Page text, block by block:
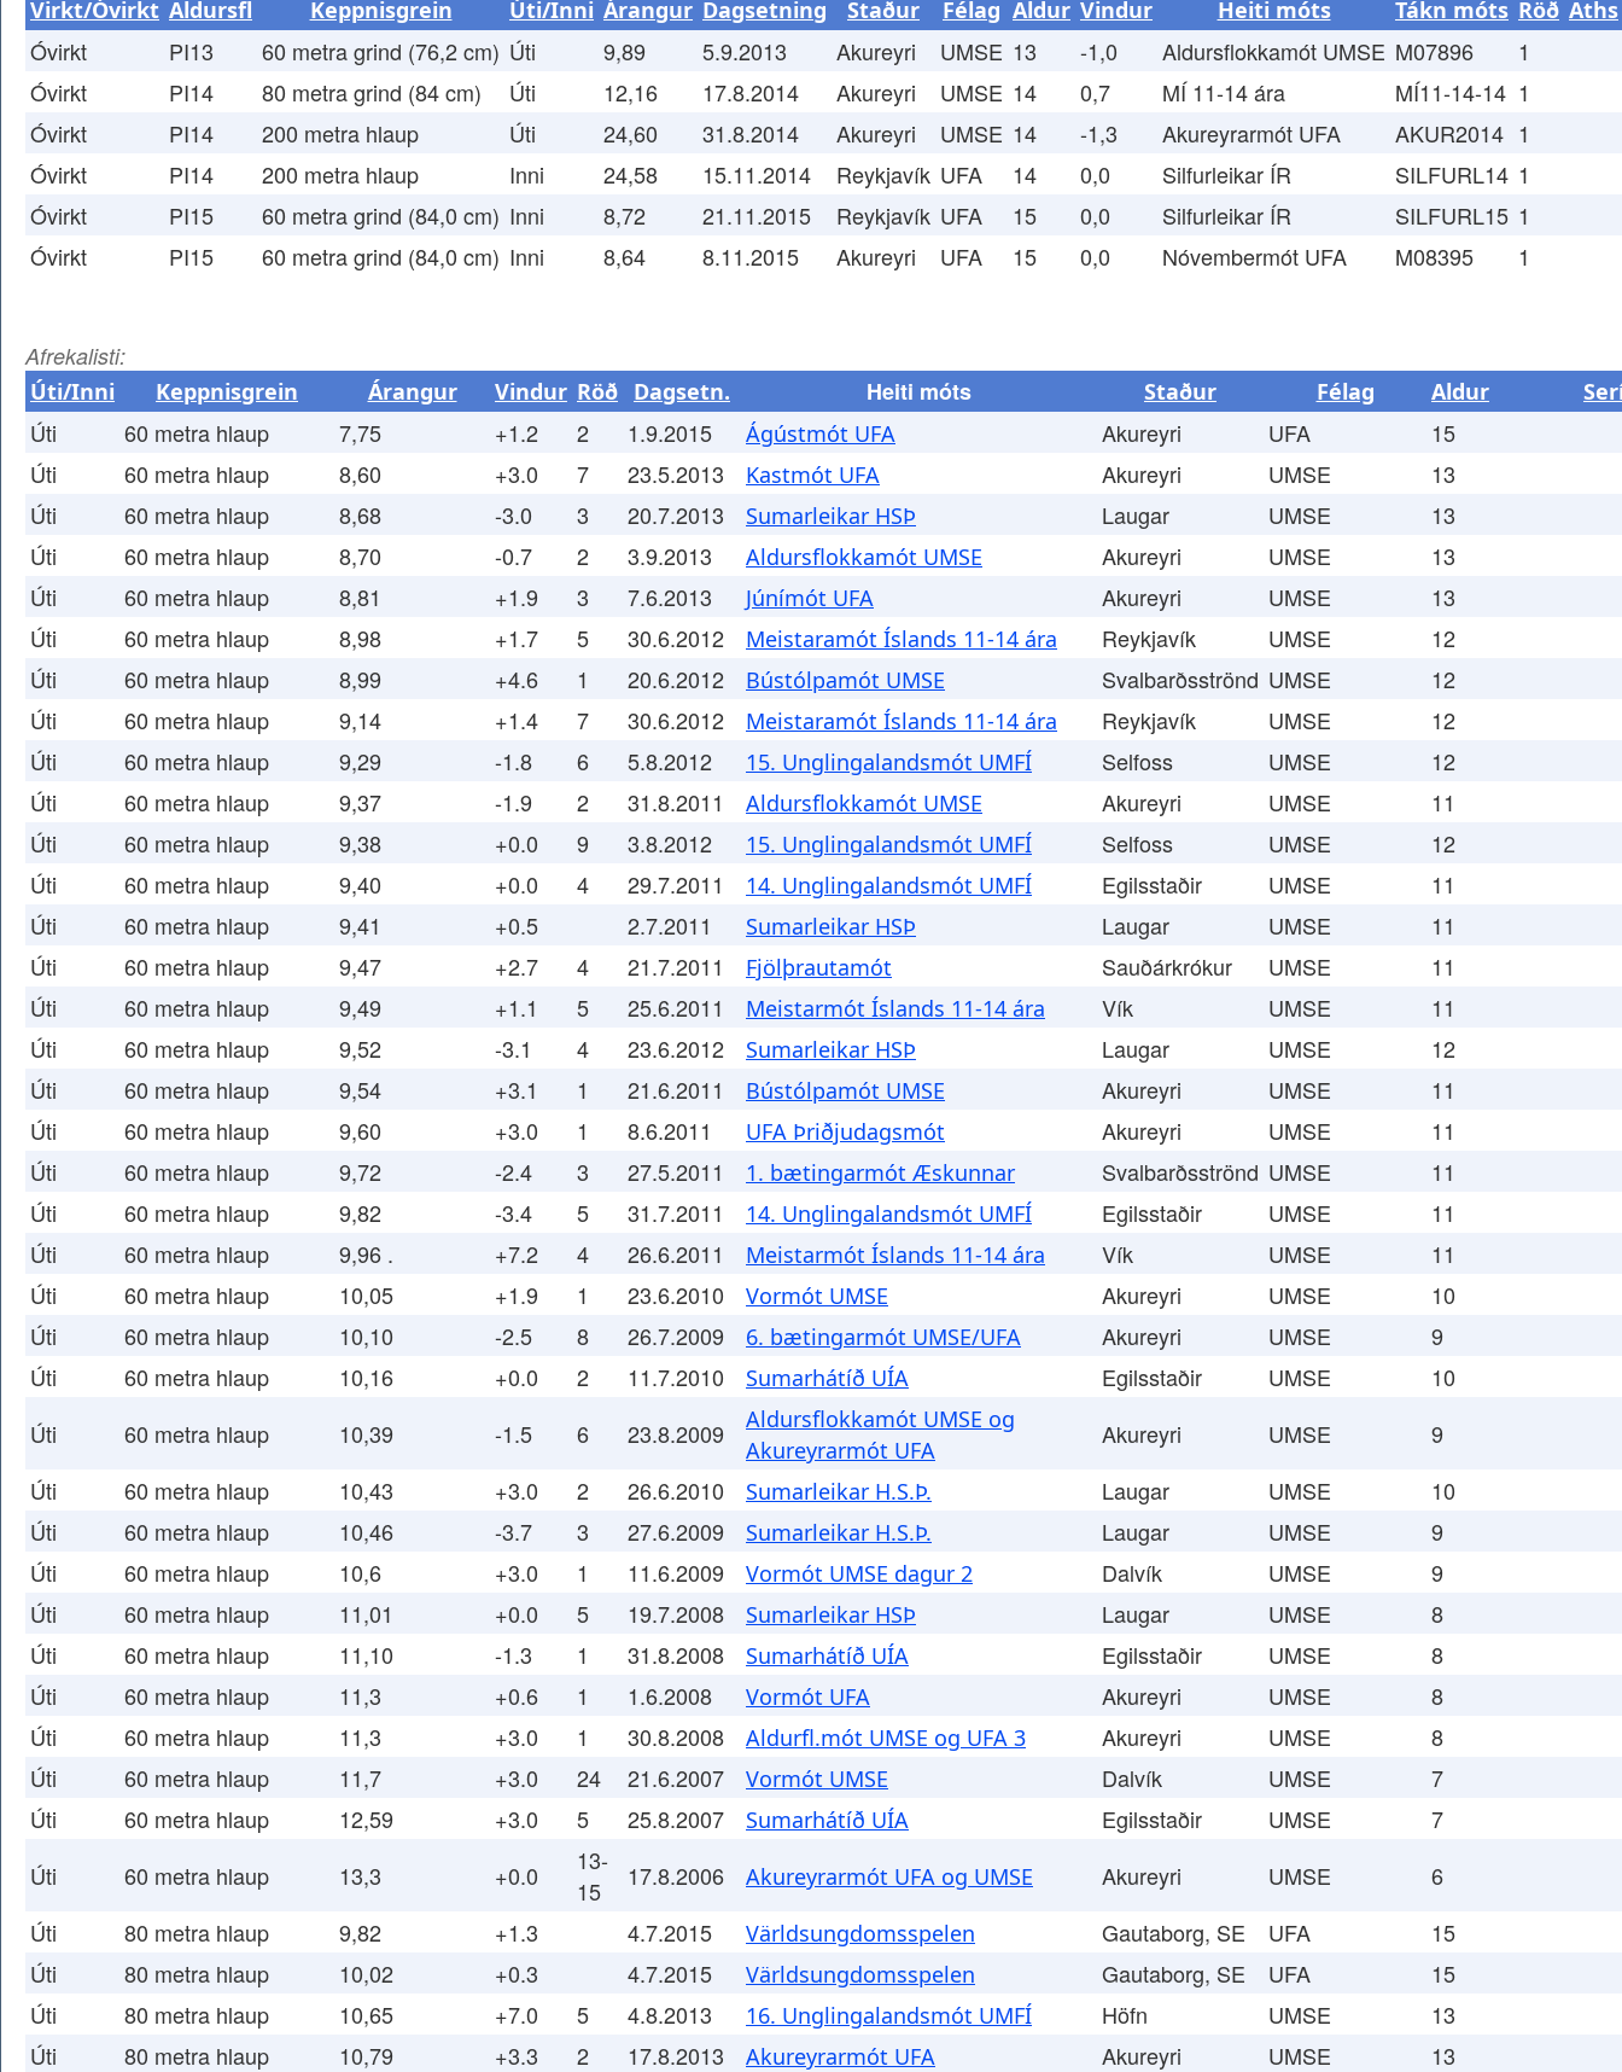
Virkt/Óvirkt Aldursfl Keppnisgrein Úti/Inni Árangur Dagsetning Staður Félag Aldur Vindur Heiti móts Tákn móts Röð Aths
Óvirkt PI13 60 metra grind (76,2 cm) Úti 9,89 5.9.2013 Akureyri UMSE 13 -1,0 Aldursflokkamót UMSE M07896
1
Óvirkt
PI14 80 metra grind (84 cm) Úti 12,16 17.8.2014 Akureyri UMSE 14 0,7 MÍ 11-14 ára MÍ11-14-14 1
Óvirkt
PI14 200 metra hlaup Úti 24,60 31.8.2014 Akureyri UMSE 14 -1,3 Akureyrarmót UFA AKUR2014 1
Óvirkt
PI14 200 metra hlaup Inni 24,58 15.11.2014 Reykjavík UFA 14 0,0 Silfurleikar ÍR SILFURL14 1
Óvirkt
PI15 60 metra grind (84,0 cm) Inni 8,72 21.11.2015 Reykjavík UFA 15 0,0 Silfurleikar ÍR SILFURL15 1
Óvirkt
PI15 60 metra grind (84,0 cm) Inni 8,64 8.11.2015 Akureyri UFA 15 0,0 Nóvembermót UFA M08395 1
Afrekalisti:
Úti/Inni Keppnisgrein Árangur Vindur Röð Dagsetn. Heiti móts Staður Félag Aldur
Úti 60 metra hlaup 7,75 +1.2 2 1.9.2015 Ágústmót UFA Akureyri UFA
15
Úti
60 metra hlaup 8,60 +3.0 7 23.5.2013 Kastmót UFA Akureyri UMSE
13
Úti
60 metra hlaup 8,68 -3.0 3 20.7.2013 Sumarleikar HSÞ Laugar UMSE
13
Úti
60 metra hlaup 8,70 -0.7 2 3.9.2013 Aldursflokkamót UMSE Akureyri UMSE
13
Úti
60 metra hlaup 8,81 +1.9 3 7.6.2013 Júnímót UFA Akureyri UMSE
13
Úti
60 metra hlaup 8,98 +1.7 5 30.6.2012 Meistaramót Íslands 11-14 ára Reykjavík UMSE
12
Úti
60 metra hlaup 8,99 +4.6 1 20.6.2012 Bústólpamót UMSE Svalbarðsströnd UMSE
12
Úti
60 metra hlaup 9,14 +1.4 7 30.6.2012 Meistaramót Íslands 11-14 ára Reykjavík UMSE
12
Úti
60 metra hlaup 9,29 -1.8 6 5.8.2012 15. Unglingalandsmót UMFÍ Selfoss UMSE
12
Úti
60 metra hlaup 9,37 -1.9 2 31.8.2011 Aldursflokkamót UMSE Akureyri UMSE
11
Úti
60 metra hlaup 9,38 +0.0 9 3.8.2012 15. Unglingalandsmót UMFÍ Selfoss UMSE
12
Úti
60 metra hlaup 9,40 +0.0 4 29.7.2011 14. Unglingalandsmót UMFÍ Egilsstaðir UMSE
11
Úti
60 metra hlaup 9,41 +0.5 2.7.2011 Sumarleikar HSÞ Laugar UMSE
11
Úti
60 metra hlaup 9,47 +2.7 4 21.7.2011 Fjölþrautamót Sauðárkrókur UMSE
11
Úti
60 metra hlaup 9,49 +1.1 5 25.6.2011 Meistarmót Íslands 11-14 ára Vík UMSE
11
Úti
60 metra hlaup 9,52 -3.1 4 23.6.2012 Sumarleikar HSÞ Laugar UMSE
12
Úti
60 metra hlaup 9,54 +3.1 1 21.6.2011 Bústólpamót UMSE Akureyri UMSE
11
Úti
60 metra hlaup 9,60 +3.0 1 8.6.2011 UFA Þriðjudagsmót Akureyri UMSE
11
Úti
60 metra hlaup 9,72 -2.4 3 27.5.2011 1. bætingarmót Æskunnar Svalbarðsströnd UMSE
11
Úti
60 metra hlaup 9,82 -3.4 5 31.7.2011 14. Unglingalandsmót UMFÍ Egilsstaðir UMSE
11
Úti
60 metra hlaup 9,96 . +7.2 4 26.6.2011 Meistarmót Íslands 11-14 ára Vík UMSE
11
Úti
60 metra hlaup 10,05 +1.9 1 23.6.2010 Vormót UMSE Akureyri UMSE
10
Úti
60 metra hlaup 10,10 -2.5 8 26.7.2009 6. bætingarmót UMSE/UFA Akureyri UMSE
9
Úti
60 metra hlaup 10,16 +0.0 2 11.7.2010 Sumarhátíð UÍA Egilsstaðir UMSE
10
Úti
60 metra hlaup 10,39 -1.5 6 23.8.2009
Aldursflokkamót UMSE og
Akureyrarmót UFA
Akureyri UMSE
9
Úti
60 metra hlaup 10,43 +3.0 2 26.6.2010 Sumarleikar H.S.Þ. Laugar UMSE
10
Úti
60 metra hlaup 10,46 -3.7 3 27.6.2009 Sumarleikar H.S.Þ. Laugar UMSE
9
Úti
60 metra hlaup 10,6 +3.0 1 11.6.2009 Vormót UMSE dagur 2 Dalvík UMSE
9
Úti
60 metra hlaup 11,01 +0.0 5 19.7.2008 Sumarleikar HSÞ Laugar UMSE
8
Úti
60 metra hlaup 11,10 -1.3 1 31.8.2008 Sumarhátíð UÍA Egilsstaðir UMSE
8
Úti
60 metra hlaup 11,3 +0.6 1 1.6.2008 Vormót UFA Akureyri UMSE
8
Úti
60 metra hlaup 11,3 +3.0 1 30.8.2008 Aldurfl.mót UMSE og UFA 3 Akureyri UMSE
8
Úti
60 metra hlaup 11,7 +3.0 24 21.6.2007 Vormót UMSE Dalvík UMSE
7
Úti
60 metra hlaup 12,59 +3.0 5 25.8.2007 Sumarhátíð UÍA Egilsstaðir UMSE
7
Úti
60 metra hlaup 13,3 +0.0
13-
15
17.8.2006 Akureyrarmót UFA og UMSE Akureyri UMSE
6
Úti
80 metra hlaup 9,82 +1.3 4.7.2015 Världsungdomsspelen Gautaborg, SE UFA
15
Úti
80 metra hlaup 10,02 +0.3 4.7.2015 Världsungdomsspelen Gautaborg, SE UFA
15
Úti
80 metra hlaup 10,65 +7.0 5 4.8.2013 16. Unglingalandsmót UMFÍ Höfn UMSE
13
Úti
80 metra hlaup 10,79 +3.3 2 17.8.2013 Akureyrarmót UFA Akureyri UMSE
13